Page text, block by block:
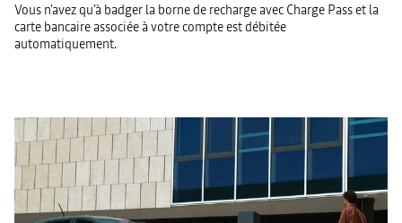
Vous n’avez qu’à badger la borne de recharge avec Charge Pass et la
carte bancaire associée à votre compte est débitée
automatiquement.